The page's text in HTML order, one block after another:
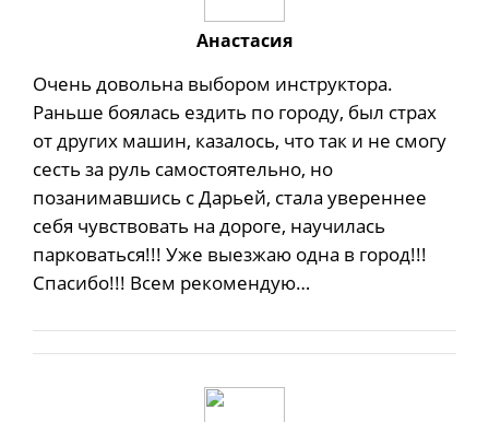
Анастасия
Очень довольна выбором инструктора.
Раньше боялась ездить по городу, был страх
от других машин, казалось, что так и не смогу
сесть за руль самостоятельно, но
позанимавшись с Дарьей, стала увереннее
себя чувствовать на дороге, научилась
парковаться!!! Уже выезжаю одна в город!!!
Спасибо!!! Всем рекомендую…